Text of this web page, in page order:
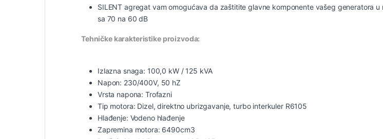
SILENT agregat vam omogućava da zaštitite glavne komponente vašeg generatora
sa 70 na 60 dB
Tehničke karakteristike proizvoda:
Izlazna snaga: 100,0 kW / 125 kVA
Napon: 230/400V, 50 hZ
Vrsta napona: Trofazni
Tip motora: Dizel, direktno ubrizgavanje, turbo interkuler R6105
Hlađenje: Vodeno hlađenje
Zapremina motora: 6490cm3